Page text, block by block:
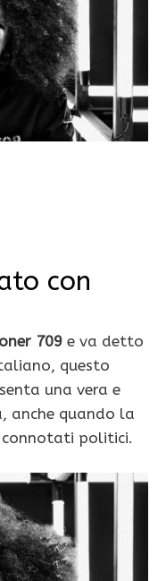
con
709 e va detto
questo
una vera e
anche quando la
connotati politici.